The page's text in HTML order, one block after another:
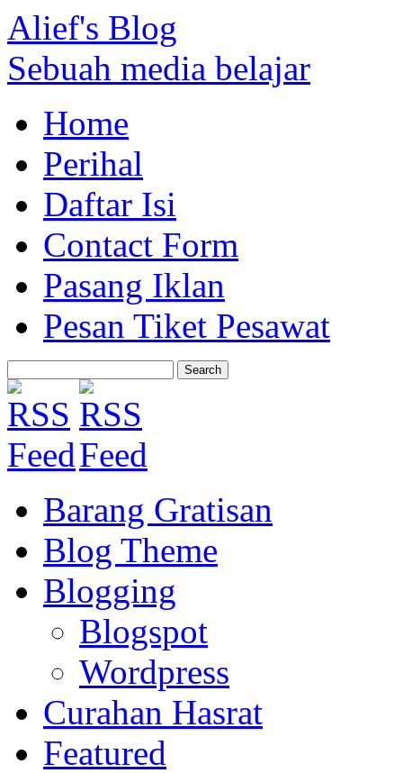
Alief's Blog
Sebuah media belajar
Home
Perihal
Daftar Isi
Contact Form
Pasang Iklan
Pesan Tiket Pesawat
Barang Gratisan
Blog Theme
Blogging
Blogspot
Wordpress
Curahan Hasrat
Featured